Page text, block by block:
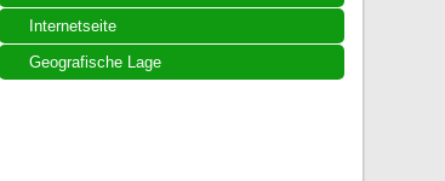
Internetseite
Geografische Lage